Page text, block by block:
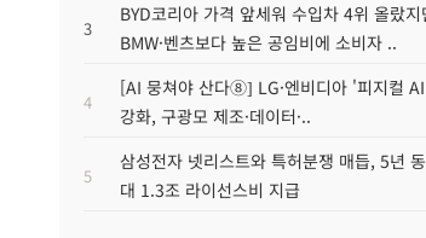
3
BYD코리아 가격 앞세워 수입차 4위 올랐지
BMW·벤츠보다 높은 공임비에 소비자 ..
4
[AI 뭉쳐야 산다⑧] LG·엔비디아 '피지컬
강화, 구광모 제조·데이터·..
5
삼성전자 넷리스트와 특허분쟁 매듭, 5년
대 1.3조 라이선스비 지급